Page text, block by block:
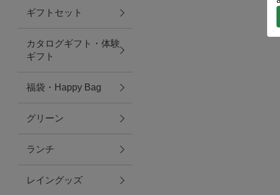
ウエア＆バッグ
ウエア
レイングッズ
アクセサリー
ファッション雑貨
ファッショングッズ
ギフトセット
カタログギフト・体験
ギフト
福袋・Happy Bag
グリーン
ランチ
レイングッズ